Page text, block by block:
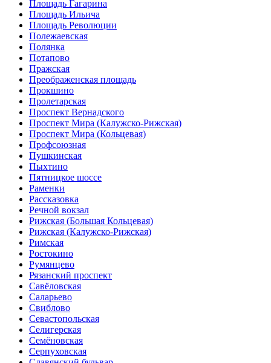
Площадь Гагарина
Площадь Ильича
Площадь Революции
Полежаевская
Полянка
Потапово
Пражская
Преображенская площадь
Прокшино
Пролетарская
Проспект Вернадского
Проспект Мира (Калужско-Рижская)
Проспект Мира (Кольцевая)
Профсоюзная
Пушкинская
Пыхтино
Пятницкое шоссе
Раменки
Рассказовка
Речной вокзал
Рижская (Большая Кольцевая)
Рижская (Калужско-Рижская)
Римская
Ростокино
Румянцево
Рязанский проспект
Савёловская
Саларьево
Свиблово
Севастопольская
Селигерская
Семёновская
Серпуховская